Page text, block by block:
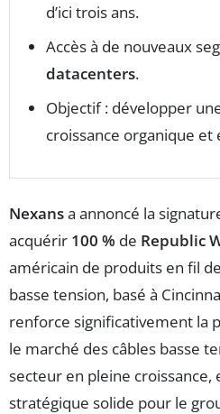
d’ici trois ans.
Accès à de nouveaux
datacenters.
Objectif : développer
croissance organique et
Nexansa annoncé la
acquérir 100 % de Republic
américain de produits en fil
basse tension, basé à
renforce significativement la
le marché des câbles basse
secteur en pleine
stratégique solide pour le